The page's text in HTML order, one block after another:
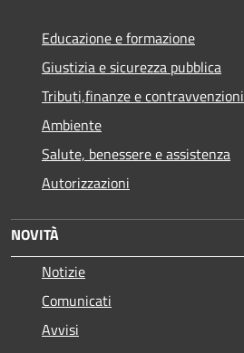
Educazione e formazione
Giustizia e sicurezza pubblica
Tributi,finanze e contravvenzioni
Ambiente
Salute, benessere e assistenza
Autorizzazioni
NOVITÀ
Notizie
Comunicati
Avvisi